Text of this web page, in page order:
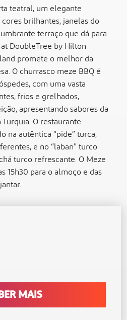
teatral, um elegante
brilhantes, janelas do
terraço que dá para
DoubleTree by Hilton
promete o melhor da
O churrasco meze BBQ é
com uma vasta
frios e grelhados,
apresentando sabores da
O restaurante
na autêntica “pide” turca,
e no “laban” turco
turco refrescante. O Meze
15h30 para o almoço e das
MAIS